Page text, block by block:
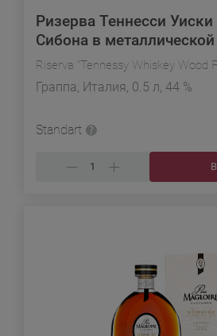
Ризерва Теннесси
Сибона в металлической
подарочной упаковке
Riserva "Tennessy Whiskey Wood
Граппа, Италия, 0.5 л, 44 %
Standart